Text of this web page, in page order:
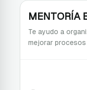
MENTORÍA
Te ayudo a
mejorar